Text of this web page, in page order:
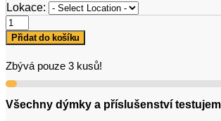
Lokace:
AO
Soft
Touch
množství
Přidat do košíku
Zbývá pouze 3 kusů!
Všechny dýmky a příslušenství